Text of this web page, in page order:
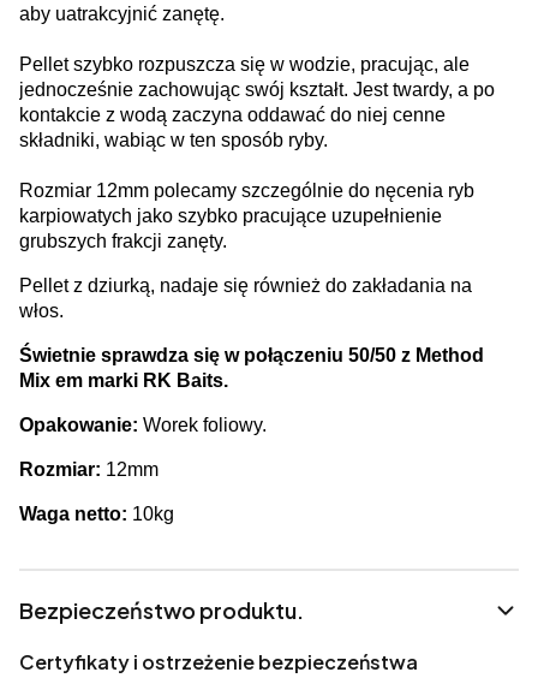
aby uatrakcyjnić zanętę.
Pellet szybko rozpuszcza się w wodzie, pracując, ale
jednocześnie zachowując swój kształt. Jest twardy, a po
kontakcie z wodą zaczyna oddawać do niej cenne
składniki, wabiąc w ten sposób ryby.
Rozmiar 12mm polecamy szczególnie do nęcenia ryb
karpiowatych jako szybko pracujące uzupełnienie
grubszych frakcji zanęty.
Pellet z dziurką, nadaje się również do zakładania na
włos.
Świetnie sprawdza się w połączeniu 50/50 z Method
Mix em marki RK Baits.
Opakowanie: Worek foliowy.
Rozmiar: 12mm
Waga netto: 10kg
Bezpieczeństwo produktu.
Certyfikaty i ostrzeżenie bezpieczeństwa